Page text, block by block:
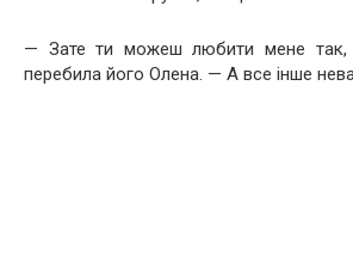
— Зате ти можеш любити мене так,
перебила його Олена. — А все інше